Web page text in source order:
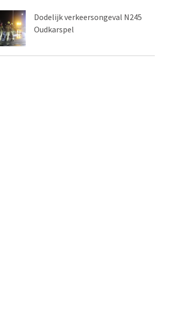
Dodelijk verkeersongeval N245
Oudkarspel